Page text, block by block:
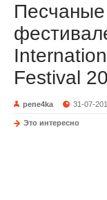
Песчаные
Festival
pene4ka 31-07-
Это интересно